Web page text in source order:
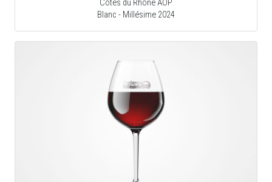
Côtes du Rhône AOP
Blanc - Millésime 2024